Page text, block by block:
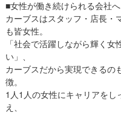
■女性が働き続けられる会社へ
カーブスはスタッフ・店長・
も皆女性。
「社会で活躍しながら輝く女
い」、
カーブスだから実現できるの
徴。
1人1人の女性にキャリアをし
え、